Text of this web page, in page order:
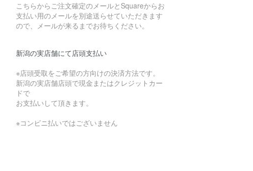
こちらからご注文確定のメールとSquareからお
支払い用のメールを別途送らせていただきます
ので、メールが来るまでお待ちください。
新潟の実店舗にて店頭支払い
※店頭受取をご希望の方向けの決済方法です。
新潟の実店舗店頭で現金またはクレジットカー
ドで
お支払いして頂きます。
※コンビニ払いではございません